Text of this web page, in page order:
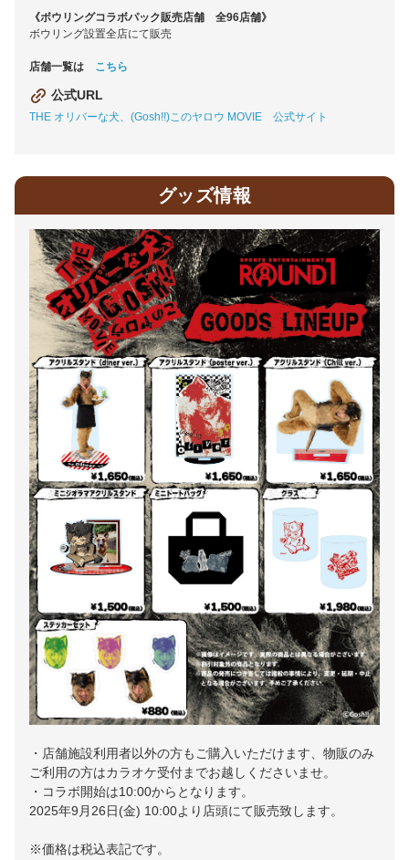
《ボウリングコラボパック販売店舗 全96店舗》
ボウリング設置全店にて販売
店舗一覧は こちら
公式URL
THE オリバーな犬、(Gosh!!)このヤロウ MOVIE 公式サイト
グッズ情報
・店舗施設利用者以外の方もご購入いただけます、物販のみ
ご利用の方はカラオケ受付までお越しくださいませ。
・コラボ開始は10:00からとなります。
2025年9月26日(金) 10:00より店頭にて販売致します。
※価格は税込表記です。